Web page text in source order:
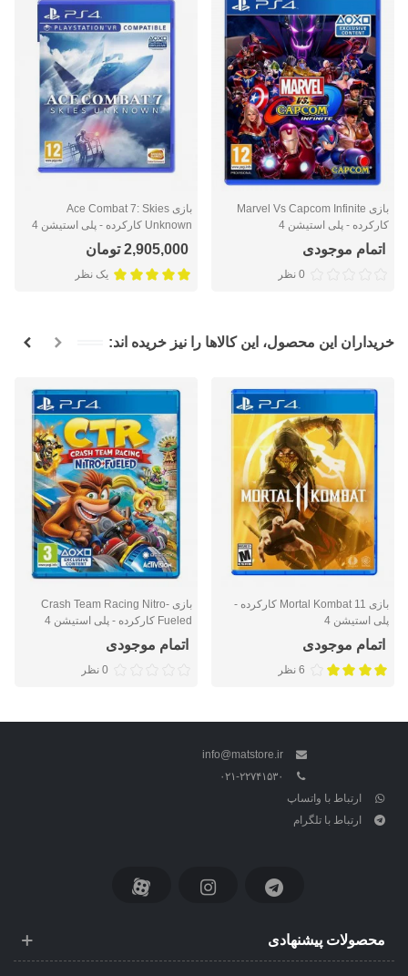
بازی Marvel Vs Capcom Infinite
کارکرده - پلی استیشن 4
اتمام موجودی
0 نظر
بازی Ace Combat 7: Skies
Unknown کارکرده - پلی استیشن 4
2,905,000 تومان
یک نظر
خریداران این محصول، این کالاها را نیز خریده اند:
بازی Mortal Kombat 11 کارکرده -
پلی استیشن 4
اتمام موجودی
6 نظر
بازی Crash Team Racing Nitro-
Fueled کارکرده - پلی استیشن 4
اتمام موجودی
0 نظر
info@matstore.ir
۰۲۱-۲۲۷۴۱۵۳۰
ارتباط با واتساپ
ارتباط با تلگرام
محصولات پیشنهادی